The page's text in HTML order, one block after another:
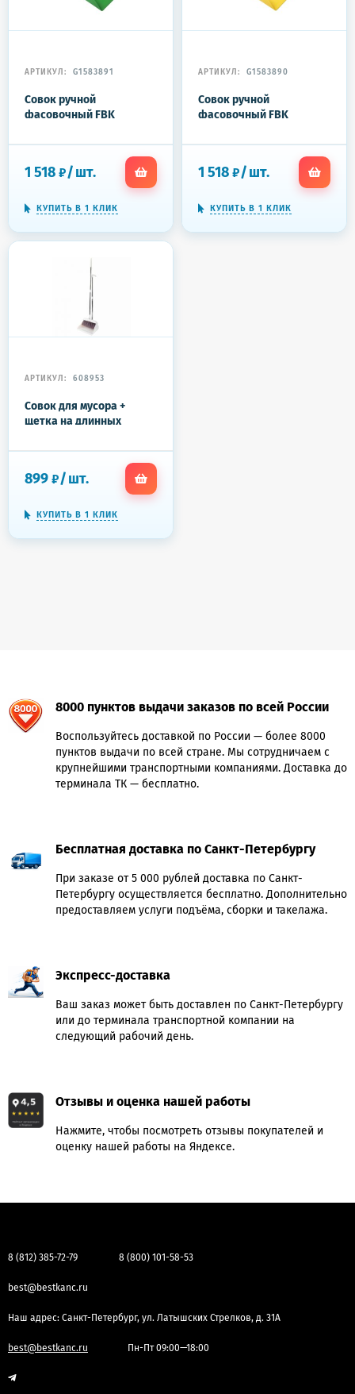
АРТИКУЛ: G1583891
Совок ручной
фасовочный FBK
(L2500мл/P1000г)
1 518 ₽/шт.
КУПИТЬ В 1 КЛИК
АРТИКУЛ: G1583890
Совок ручной
фасовочный FBK
(L2500мл/P1000г)
1 518 ₽/шт.
КУПИТЬ В 1 КЛИК
АРТИКУЛ: 608953
Совок для мусора +
щетка на длинных
серый, разборный,
899 ₽/шт.
КУПИТЬ В 1 КЛИК
8000 пунктов выдачи заказов по всей России
Воспользуйтесь доставкой по России — более 8000
пунктов выдачи по всей стране. Мы сотрудничаем с
крупнейшими транспортными компаниями. Доставка до
терминала ТК — бесплатно.
Бесплатная доставка по Санкт-Петербургу
При заказе от 5 000 рублей доставка по Санкт-
Петербургу осуществляется бесплатно. Дополнительно
предоставляем услуги подъёма, сборки и такелажа.
Экспресс-доставка
Ваш заказ может быть доставлен по Санкт-Петербургу
или до терминала транспортной компании на
следующий рабочий день.
Отзывы и оценка нашей работы
Нажмите, чтобы посмотреть отзывы покупателей и
оценку нашей работы на Яндексе.
8 (812) 385-72-79 8 (800) 101-58-53
best@bestkanc.ru
Наш адрес: Санкт-Петербург, ул. Латышских Стрелков, д. 31А
best@bestkanc.ru Пн-Пт 09:00—18:00